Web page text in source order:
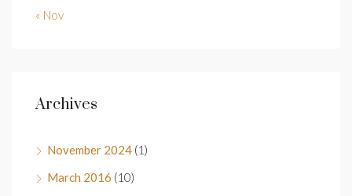
« Nov
Archives
November 2024 (1)
March 2016 (10)